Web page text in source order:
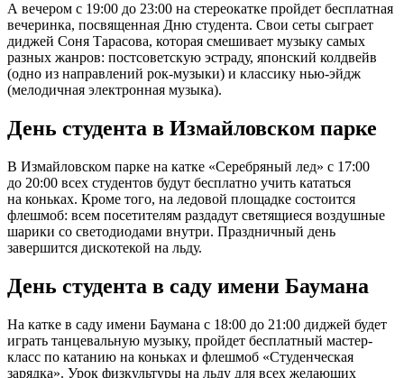
А вечером с 19:00 до 23:00 на стереокатке пройдет бесплатная
вечеринка, посвященная Дню студента. Свои сеты сыграет
диджей Соня Тарасова, которая смешивает музыку самых
разных жанров: постсоветскую эстраду, японский колдвейв
(одно из направлений рок-музыки) и классику нью-эйдж
(мелодичная электронная музыка).
День студента в Измайловском парке
В Измайловском парке на катке «Серебряный лед» с 17:00
до 20:00 всех студентов будут бесплатно учить кататься
на коньках. Кроме того, на ледовой площадке состоится
флешмоб: всем посетителям раздадут светящиеся воздушные
шарики со светодиодами внутри. Праздничный день
завершится дискотекой на льду.
День студента в саду имени Баумана
На катке в саду имени Баумана с 18:00 до 21:00 диджей будет
играть танцевальную музыку, пройдет бесплатный мастер-
класс по катанию на коньках и флешмоб «Студенческая
зарядка». Урок физкультуры на льду для всех желающих